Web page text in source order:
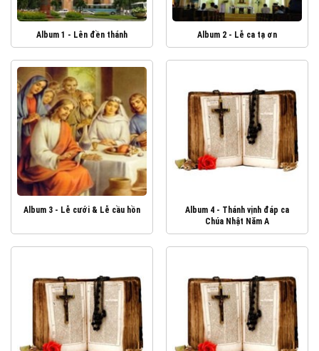
Album 1 - Lên đền thánh Album 2 - Lễ ca tạ ơn
Album 3 - Lễ cưới & Lễ cầu hồn
Album 4 - Thánh vịnh đáp ca
Chúa Nhật Năm A